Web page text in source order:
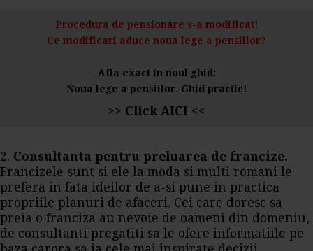
Procedura de pensionare s-a modificat!
Ce modificari aduce noua lege a pensiilor?
Afla exact in noul ghid:
Noua lege a pensiilor. Ghid practic!
>> Click AICI <<
2. Consultanta pentru preluarea de francize.
Francizele sunt si ele la moda si multi romani le
prefera in fata ideilor de a-si pune in practica
propriile planuri de afaceri. Cei care doresc sa
preia o franciza au nevoie de oameni din domeniu,
de consultanti pregatiti sa le ofere informatiile pe